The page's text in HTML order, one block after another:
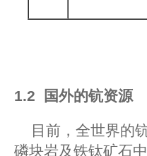
1.2 国外的钪资源
目前，全世界的
磷块岩及铁钛矿石